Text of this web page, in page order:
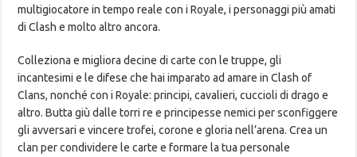
multigiocatore in tempo reale con i Royale, i personaggi più amati
di Clash e molto altro ancora.
Colleziona e migliora decine di carte con le truppe, gli
incantesimi e le difese che hai imparato ad amare in Clash of
Clans, nonché con i Royale: principi, cavalieri, cuccioli di drago e
altro. Butta giù dalle torri re e principesse nemici per sconfiggere
gli avversari e vincere trofei, corone e gloria nell’arena. Crea un
clan per condividere le carte e formare la tua personale